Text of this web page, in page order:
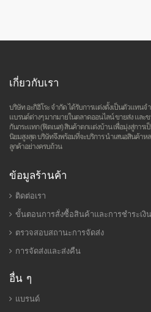
เกี่ยวกับเรา
บริษัท อะกิฮิโระ จำกัด ได้รับการแต่งตั้งเป็นตัวแทน
แบรนด์ต่างๆ มากมายในตลาดออนไลน์ ขายส่ง และ
กันกระแทก (ฟิตเนส) สินค้าตกแต่งบ้าน เพื่อมุ่งสู่กา
นิยมสูงสุด บริษัทจึงพร้อมที่จะบริการ นำเสนอสินค้าห
ลูกค้าอย่างครบถ้วน
ข้อมูลร้านค้า
ติดต่อเรา
ขั้นตอนการสั่งซื้อสินค้าและการชำระเงิน
ตรวจสอบสถานะการจัดส่ง
การจัดส่งและส่งคืน
อื่น ๆ
แบรนด์